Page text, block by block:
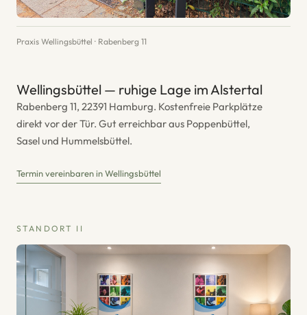
Praxis Wellingsbüttel · Rabenberg 11
Wellingsbüttel — ruhige Lage im Alstertal
Rabenberg 11, 22391 Hamburg. Kostenfreie Parkplätze
direkt vor der Tür. Gut erreichbar aus Poppenbüttel,
Sasel und Hummelsbüttel.
Termin vereinbaren in Wellingsbüttel
STANDORT II